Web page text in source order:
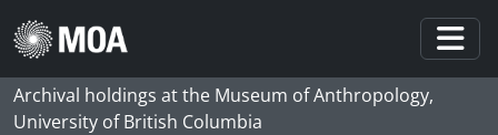
Skip to main content
Archival holdings at the Museum of Anthropology,
University of British Columbia